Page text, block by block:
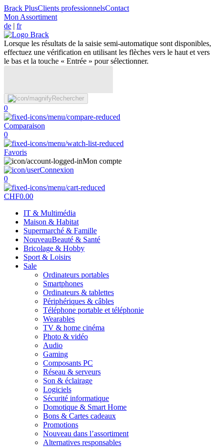
Brack PlusClients professionnelsContact
Mon Assortiment
de | fr
Lorsque les résultats de la saisie semi-automatique sont disponibles,
effectuez une vérification en utilisant les flèches vers le haut et vers
le bas et la touche « Entrée » pour sélectionner.
Rechercher
0
Comparaison
0
Favoris
Mon compte
Connexion
0
CHF0.00
IT & Multimédia
Maison & Habitat
Supermarché & Famille
NouveauBeauté & Santé
Bricolage & Hobby
Sport & Loisirs
Sale
Ordinateurs portables
Smartphones
Ordinateurs & tablettes
Périphériques & câbles
Téléphone portable et téléphonie
Wearables
TV & home cinéma
Photo & vidéo
Audio
Gaming
Composants PC
Réseau & serveurs
Son & éclairage
Logiciels
Sécurité informatique
Domotique & Smart Home
Bons & Cartes cadeaux
Promotions
Nouveau dans l’assortiment
Alternatives responsables